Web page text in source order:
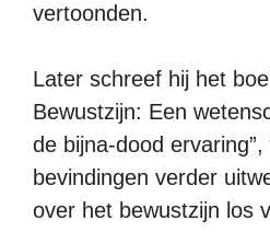
vertoonden.
Later schreef hij het
Bewustzijn: Een
de bijna-dood
bevindingen verder
over het bewustzijn los